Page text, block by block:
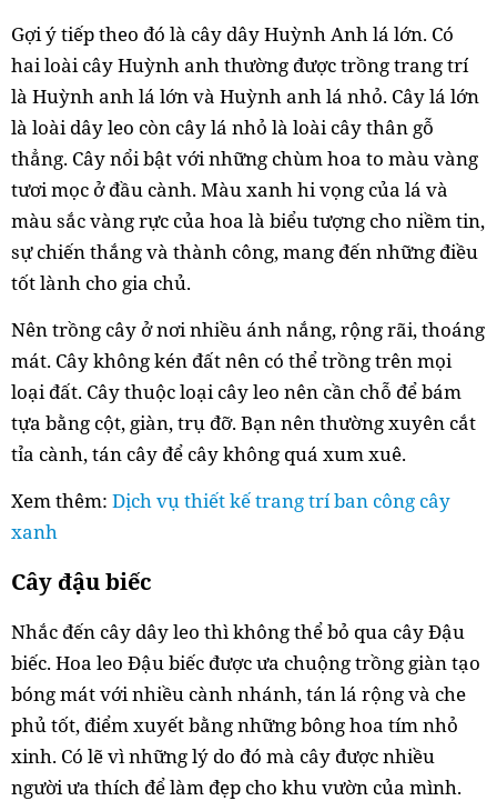
Gợi ý tiếp theo đó là cây dây Huỳnh Anh lá lớn. Có
hai loài cây Huỳnh anh thường được trồng trang trí
là Huỳnh anh lá lớn và Huỳnh anh lá nhỏ. Cây lá lớn
là loài dây leo còn cây lá nhỏ là loài cây thân gỗ
thẳng. Cây nổi bật với những chùm hoa to màu vàng
tươi mọc ở đầu cành. Màu xanh hi vọng của lá và
màu sắc vàng rực của hoa là biểu tượng cho niềm tin,
sự chiến thắng và thành công, mang đến những điều
tốt lành cho gia chủ.
Nên trồng cây ở nơi nhiều ánh nắng, rộng rãi, thoáng
mát. Cây không kén đất nên có thể trồng trên mọi
loại đất. Cây thuộc loại cây leo nên cần chỗ để bám
tựa bằng cột, giàn, trụ đỡ. Bạn nên thường xuyên cắt
tỉa cành, tán cây để cây không quá xum xuê.
Xem thêm: Dịch vụ thiết kế trang trí ban công cây
xanh
Cây đậu biếc
Nhắc đến cây dây leo thì không thể bỏ qua cây Đậu
biếc. Hoa leo Đậu biếc được ưa chuộng trồng giàn tạo
bóng mát với nhiều cành nhánh, tán lá rộng và che
phủ tốt, điểm xuyết bằng những bông hoa tím nhỏ
xinh. Có lẽ vì những lý do đó mà cây được nhiều
người ưa thích để làm đẹp cho khu vườn của mình.